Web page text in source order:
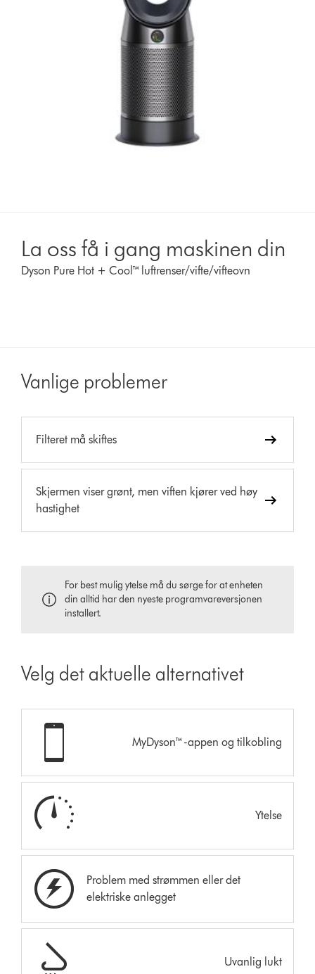
La oss få i gang maskinen din
Dyson Pure Hot + Cool™ luftrenser/vifte/vifteovn
Vanlige problemer
Filteret må skiftes
Skjermen viser grønt, men viften kjører ved høy
hastighet
For best mulig ytelse må du sørge for at enheten
din alltid har den nyeste programvareversjonen
installert.
Velg det aktuelle alternativet
MyDyson™-appen og tilkobling
Ytelse
Problem med strømmen eller det
elektriske anlegget
Uvanlig lukt